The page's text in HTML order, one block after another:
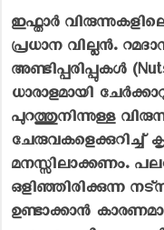
ഇഫ്താർ
പ്രധാന വില്ലൻ.
അണ്ടിപ്പരിപ്പുകൾ
ധാരാളമായി
പുറത്തുനിന്നുള്ള
ചേരുവകളെക്കുറിച്ച്
മനസ്സിലാക്കണം.
ഒളിഞ്ഞിരിക്കുന്ന
ഉണ്ടാക്കാൻ